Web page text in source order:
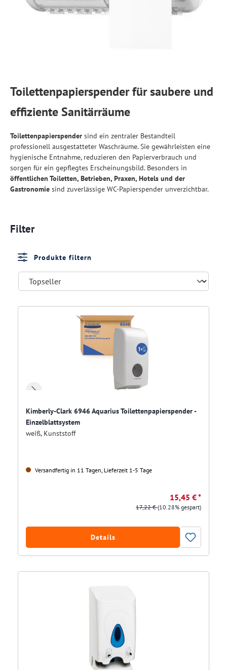
Toilettenpapierspender für saubere und
effiziente Sanitärräume
Toilettenpapierspender sind ein zentraler Bestandteil
professionell ausgestatteter Waschräume. Sie gewährleisten eine
hygienische Entnahme, reduzieren den Papierverbrauch und
sorgen für ein gepflegtes Erscheinungsbild. Besonders in
öffentlichen Toiletten, Betrieben, Praxen, Hotels und der
Gastronomie sind zuverlässige WC-Papierspender unverzichtbar.
Filter
Produkte filtern
Kimberly-Clark 6946 Aquarius Toilettenpapierspender -
Einzelblattsystem
weiß, Kunststoff
Versandfertig in 11 Tagen, Lieferzeit 1-5 Tage
15,45 € *
17,22 €(10.28% gespart)
Details